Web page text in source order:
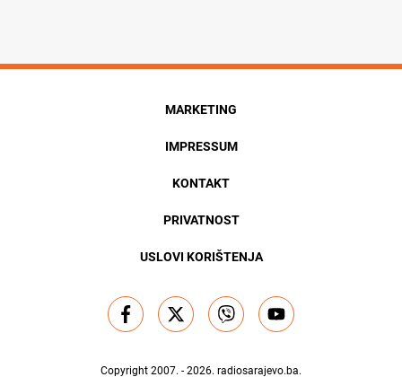
MARKETING
IMPRESSUM
KONTAKT
PRIVATNOST
USLOVI KORIŠTENJA
Copyright 2007. - 2026. radiosarajevo.ba.